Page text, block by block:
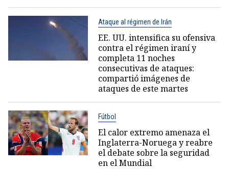
Ataque al régimen de Irán
EE. UU. intensifica su ofensiva
contra el régimen iraní y
completa 11 noches
consecutivas de ataques:
compartió imágenes de
ataques de este martes
Fútbol
El calor extremo amenaza el
Inglaterra-Noruega y reabre
el debate sobre la seguridad
en el Mundial